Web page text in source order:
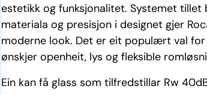
estetikk og funksjonalitet. Systemet
materiala og presisjon i designet gjer
moderne look. Det er eit populært val
ønskjer openheit, lys og fleksible
Ein kan få glass som tilfredstillar Rw